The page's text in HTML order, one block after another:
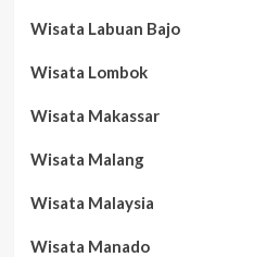
Wisata Labuan Bajo
Wisata Lombok
Wisata Makassar
Wisata Malang
Wisata Malaysia
Wisata Manado